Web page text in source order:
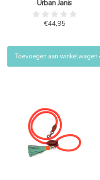
Urban Janis
€44,95
Toevoegen aan winkelwagen